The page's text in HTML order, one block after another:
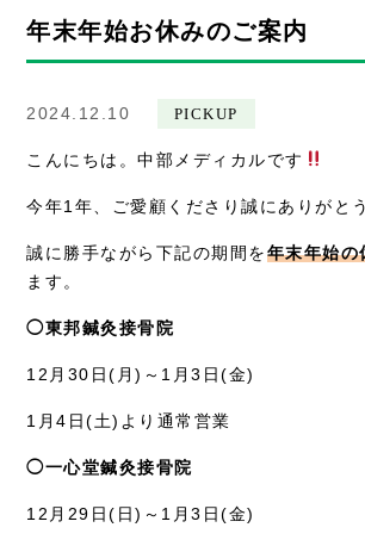
美容
年末年始お休みのご案内
2024.12.10 PICKUP
こんにちは。中部メディカルです
今年1年、ご愛顧くださり誠にありがと
誠に勝手ながら下記の期間を年末年始の
ます。
◯東邦鍼灸接骨院
12月30日(月)～1月3日(金)
1月4日(土)より通常営業
◯一心堂鍼灸接骨院
12月29日(日)～1月3日(金)